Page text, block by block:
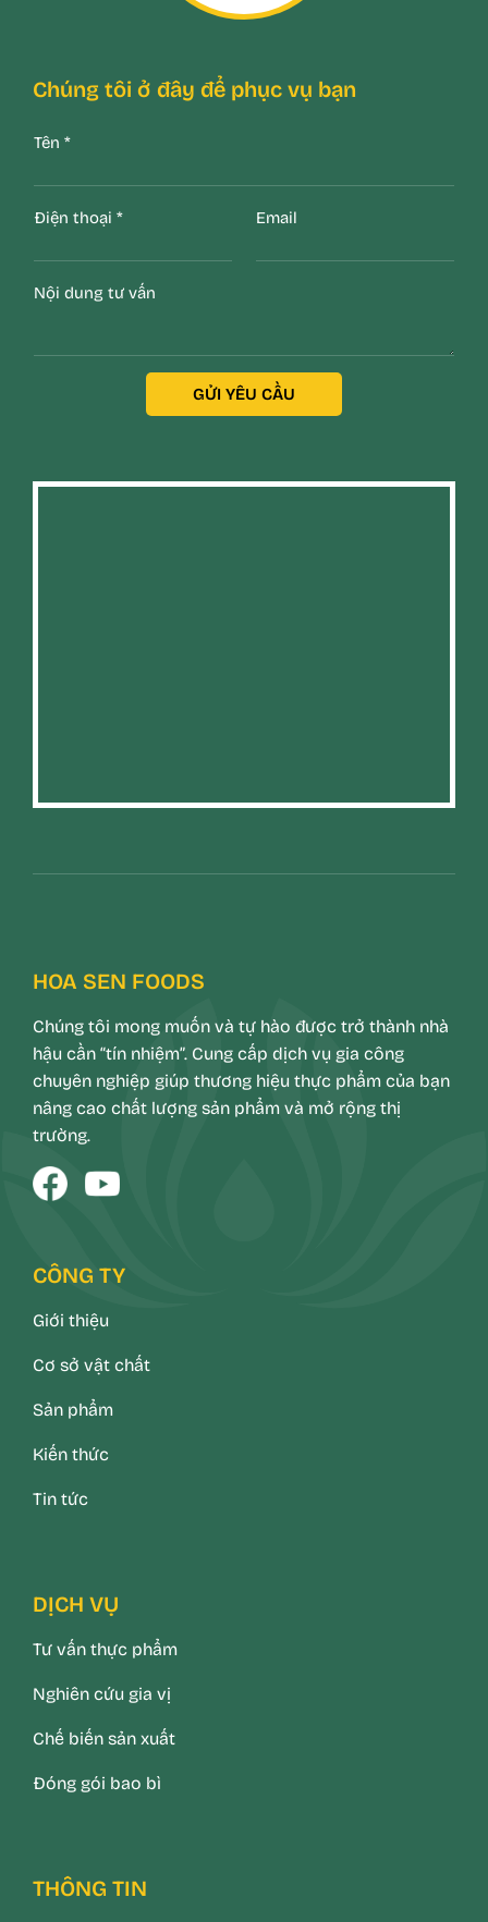
Chúng tôi ở đây để phục vụ bạn
Tên *
Điện thoại * Email
Nội dung tư vấn
GỬI YÊU CẦU
HOA SEN FOODS
Chúng tôi mong muốn và tự hào được trở thành nhà
hậu cần “tín nhiệm”. Cung cấp dịch vụ gia công
chuyên nghiệp giúp thương hiệu thực phẩm của bạn
nâng cao chất lượng sản phẩm và mở rộng thị
trường.
CÔNG TY
Giới thiệu
Cơ sở vật chất
Sản phẩm
Kiến thức
Tin tức
DỊCH VỤ
Tư vấn thực phẩm
Nghiên cứu gia vị
Chế biến sản xuất
Đóng gói bao bì
THÔNG TIN